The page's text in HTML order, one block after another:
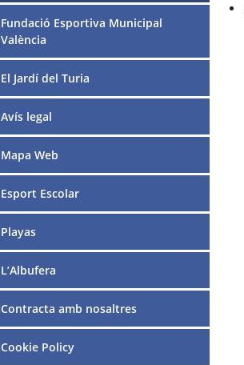
Fundació Esportiva Municipal
València
El Jardí del Turia
Avís legal
Mapa Web
Esport Escolar
Playas
L’Albufera
Contracta amb nosaltres
Cookie Policy